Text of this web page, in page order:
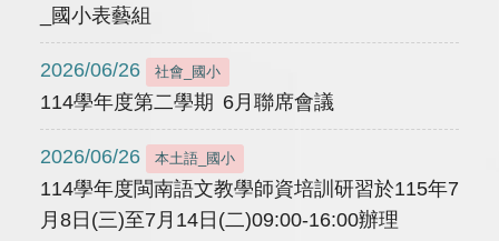
_國小表藝組
2026/06/26 社會_國小
114學年度第二學期 6月聯席會議
2026/06/26 本土語_國小
114學年度閩南語文教學師資培訓研習於115年7
月8日(三)至7月14日(二)09:00-16:00辦理